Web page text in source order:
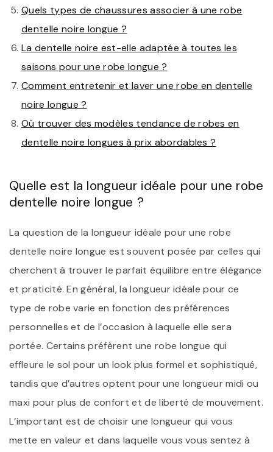
Quels types de chaussures associer à une robe
dentelle noire longue ?
La dentelle noire est-elle adaptée à toutes les
saisons pour une robe longue ?
Comment entretenir et laver une robe en dentelle
noire longue ?
Où trouver des modèles tendance de robes en
dentelle noire longues à prix abordables ?
Quelle est la longueur idéale pour une robe
dentelle noire longue ?
La question de la longueur idéale pour une robe
dentelle noire longue est souvent posée par celles qui
cherchent à trouver le parfait équilibre entre élégance
et praticité. En général, la longueur idéale pour ce
type de robe varie en fonction des préférences
personnelles et de l’occasion à laquelle elle sera
portée. Certains préfèrent une robe longue qui
effleure le sol pour un look plus formel et sophistiqué,
tandis que d’autres optent pour une longueur midi ou
maxi pour plus de confort et de liberté de mouvement.
L’important est de choisir une longueur qui vous
mette en valeur et dans laquelle vous vous sentez à